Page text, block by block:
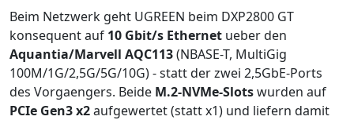
Beim Netzwerk geht UGREEN beim DXP2800 GT
konsequent auf 10 Gbit/s Ethernet ueber den
Aquantia/Marvell AQC113(NBASE-T, MultiGig
100M/1G/2,5G/5G/10G) - statt der zwei 2,5GbE-Ports
des Vorgaengers. Beide M.2-NVMe-Slotswurden auf
PCIe Gen3 x2aufgewertet (statt x1) und liefern damit